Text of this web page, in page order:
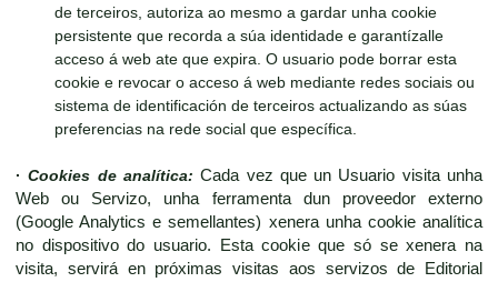
de terceiros, autoriza ao mesmo a gardar unha cookie
persistente que recorda a súa identidade e garantízalle
acceso á web ate que expira. O usuario pode borrar esta
cookie e revocar o acceso á web mediante redes sociais ou
sistema de identificación de terceiros actualizando as súas
preferencias na rede social que específica.
·Cookies de analítica: Cada vez que un Usuario visita unha
Web ou Servizo, unha ferramenta dun proveedor externo
(Google Analytics e semellantes) xenera unha cookie analítica
no dispositivo do usuario. Esta cookie que só se xenera na
visita, servirá en próximas visitas aos servizos de Editorial